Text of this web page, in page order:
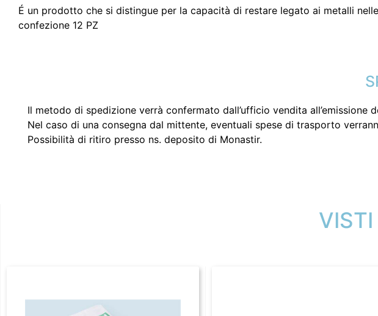
É un prodotto che si distingue per la capacità di restare legato ai metalli
confezione 12 PZ
Il metodo di spedizione verrà confermato dall’ufficio vendita all’emissione
Nel caso di una consegna dal mittente, eventuali spese di trasporto
Possibilità di ritiro presso ns. deposito di Monastir.
VISTI